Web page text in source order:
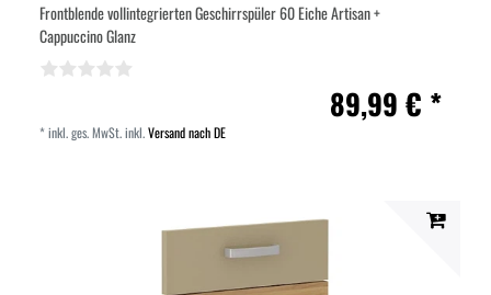
Frontblende vollintegrierten Geschirrspüler 60 Eiche Artisan +
Cappuccino Glanz
89,99 € *
*inkl. ges. MwSt.inkl.Versand nach DE